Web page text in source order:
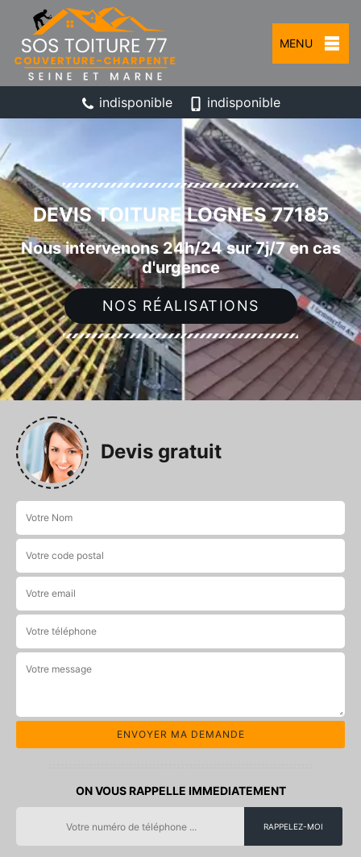
MENU
indisponible indisponible
DEVIS TOITURE LOGNES 77185
Nous intervenons 24h/24 sur 7j/7 en cas
d'urgence
NOS RÉALISATIONS
Devis gratuit
ON VOUS RAPPELLE IMMEDIATEMENT